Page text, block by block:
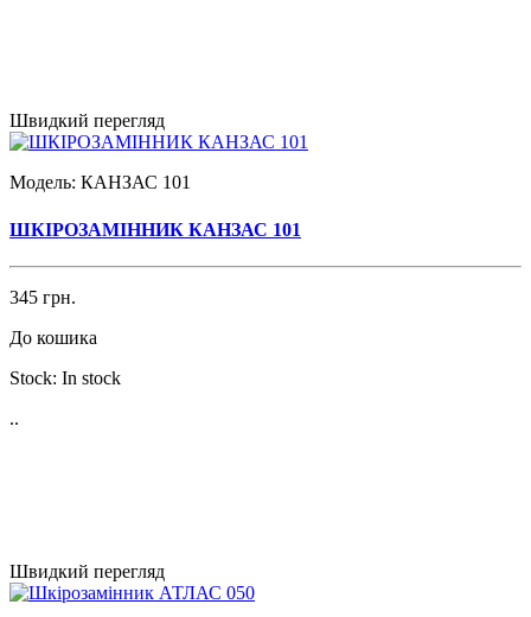
Швидкий перегляд
Модель: КАНЗАС 101
ШКІРОЗАМІННИК КАНЗАС 101
345 грн.
До кошика
Stock: In stock
..
Швидкий перегляд